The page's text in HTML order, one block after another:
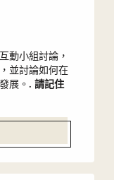
動小組討論，
並討論如何在
展。. 請記住